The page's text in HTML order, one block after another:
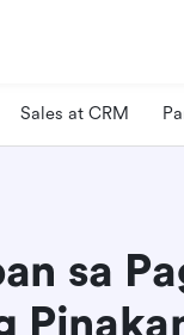
Sales at CRM
sa